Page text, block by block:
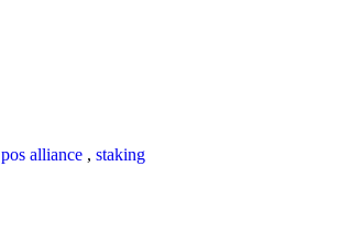
pos alliance , staking